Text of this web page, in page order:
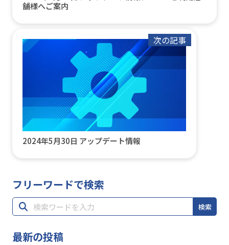
舗様へご案内
2024年5月30日 アップデート情報
次の記事
フリーワードで検索
検索
最新の投稿